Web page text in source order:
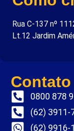
Rua C-137 nº
Lt.12 Jardim
Contato
0800 878
(62) 3911-
(62) 9916-